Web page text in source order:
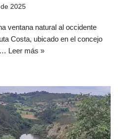
2025
ventana natural al occidente
Costa, ubicado en el concejo
Leer más »